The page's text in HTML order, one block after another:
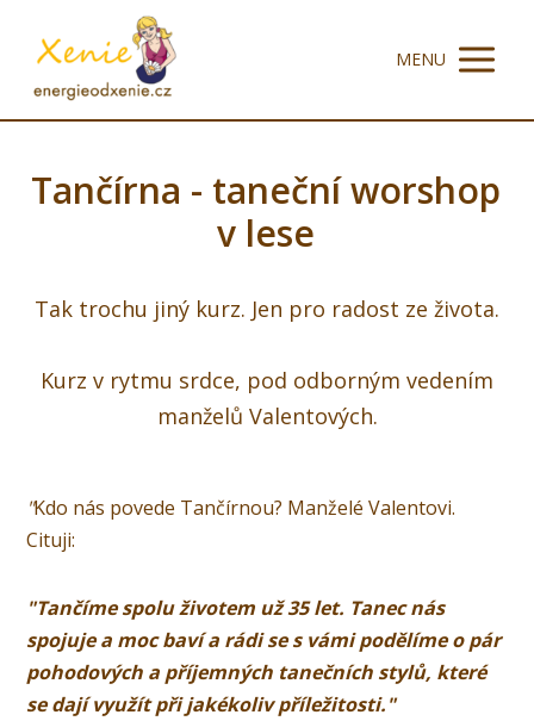
MENU
Tančírna - taneční worshop
v lese
Tak trochu jiný kurz. Jen pro radost ze života.
Kurz v rytmu srdce, pod odborným vedením
manželů Valentových.
"Kdo nás povede Tančírnou? Manželé Valentovi.
Cituji:
"Tančíme spolu životem už 35 let. Tanec nás
spojuje a moc baví a rádi se s vámi podělíme o pár
pohodových a příjemných tanečních stylů, které
se dají využít při jakékoliv příležitosti."